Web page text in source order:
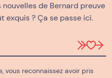
de Bernard preuve
exquis ? Ça se passe ici.
vous reconnaissez avoir pris